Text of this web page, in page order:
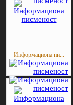
Информациона пи...